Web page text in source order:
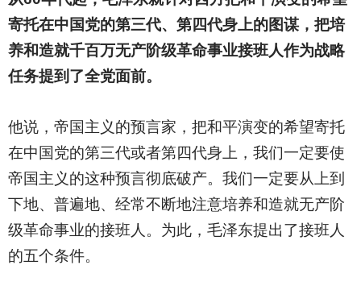
寄托在中国党的第三代、第四代身上的图谋，把培
养和造就千百万无产阶级革命事业接班人作为战略
任务提到了全党面前。
他说，帝国主义的预言家，把和平演变的希望寄托
在中国党的第三代或者第四代身上，我们一定要使
帝国主义的这种预言彻底破产。我们一定要从上到
下地、普遍地、经常不断地注意培养和造就无产阶
级革命事业的接班人。为此，毛泽东提出了接班人
的五个条件。